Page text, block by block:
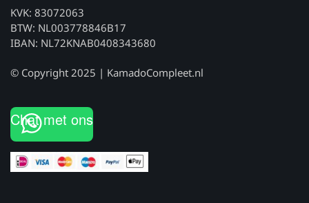
KVK: 83072063
BTW: NL003778846B17
IBAN: NL72KNAB0408343680
© Copyright 2025 | KamadoCompleet.nl
Chat met ons